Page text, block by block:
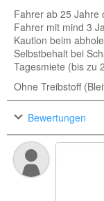
Fahrer ab 25 Jahre
Fahrer mit mind 3
Kaution beim
Selbstbehalt bei
Tagesmiete (bis zu
Ohne Treibstoff
Bewertungen